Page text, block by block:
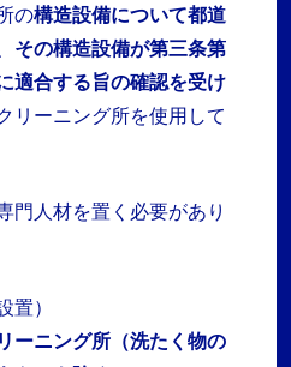
の構造設備について都道
その構造設備が第三条第
適合する旨の確認を受け
リーニング所を使用して
門人材を置く必要があり
置）
ーニング所（洗たく物の